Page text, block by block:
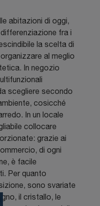
abitazioni di oggi,
fra i
la scelta di
al meglio
In negozio
scegliere secondo
cosicché
In un locale
collocare
grazie ai
di ogni
è facile
Per quanto
sono svariate
il cristallo, le